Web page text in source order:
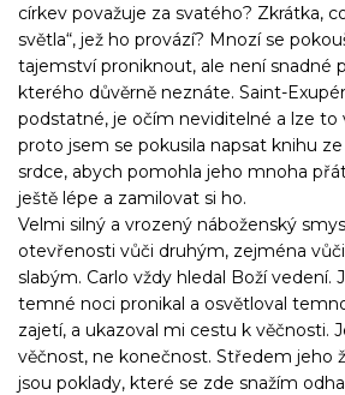
církev považuje za svatého? Zkrátka,
světla“, jež ho provází? Mnozí se
tajemství proniknout, ale není snadné
kterého důvěrně neznáte. Saint-
podstatné, je očím neviditelné a lze to
proto jsem se pokusila napsat knihu ze
srdce, abych pomohla jeho mnoha
ještě lépe a zamilovat si ho.
Velmi silný a vrozený náboženský
otevřenosti vůči druhým, zejména
slabým. Carlo vždy hledal Boží vedení.
temné noci pronikal a osvětloval
zajetí, a ukazoval mi cestu k věčnosti.
věčnost, ne konečnost. Středem jeho
jsou poklady, které se zde snažím